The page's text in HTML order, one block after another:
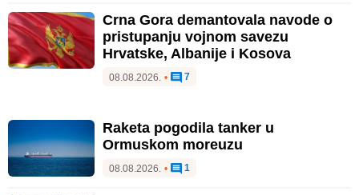
Crna Gora demantovala navode o
pristupanju vojnom savezu
Hrvatske, Albanije i Kosova
08.08.2026. • 7
Raketa pogodila tanker u
Ormuskom moreuzu
08.08.2026. • 1